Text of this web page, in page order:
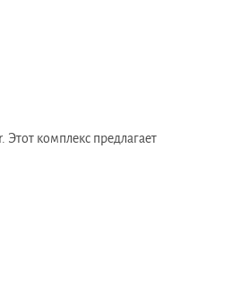
комплекс предлагает